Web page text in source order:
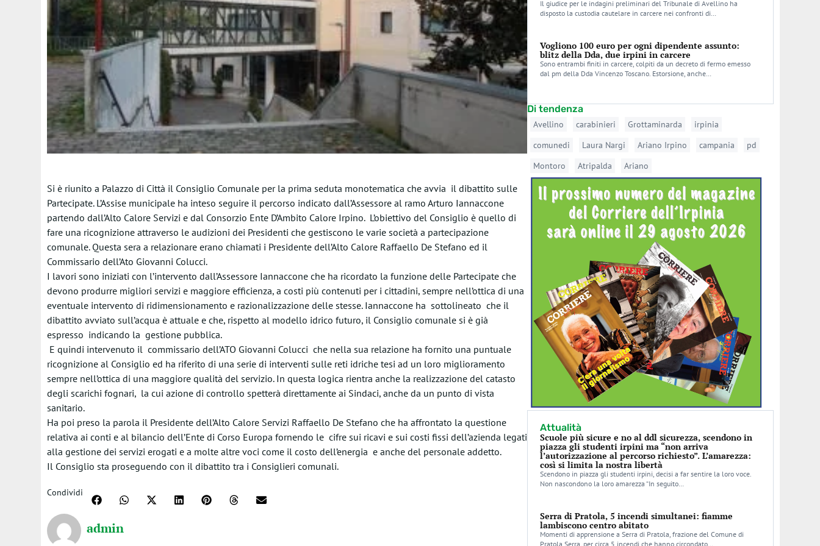
Si è riunito a Palazzo di Città il Consiglio Comunale per la prima seduta monotematica che avvia il dibattito sulle
Partecipate. L’Assise municipale ha inteso seguire il percorso indicato dall’Assessore al ramo Arturo Iannaccone
partendo dall’Alto Calore Servizi e dal Consorzio Ente D’Ambito Calore Irpino. L’obiettivo del Consiglio è quello di
fare una ricognizione attraverso le audizioni dei Presidenti che gestiscono le varie società a partecipazione
comunale. Questa sera a relazionare erano chiamati i Presidente dell’Alto Calore Raffaello De Stefano ed il
Commissario dell’Ato Giovanni Colucci.
I lavori sono iniziati con l’intervento dall’Assessore Iannaccone che ha ricordato la funzione delle Partecipate che
devono produrre migliori servizi e maggiore efficienza, a costi più contenuti per i cittadini, sempre nell’ottica di una
eventuale intervento di ridimensionamento e razionalizzazione delle stesse. Iannaccone ha sottolineato che il
dibattito avviato sull’acqua è attuale e che, rispetto al modello idrico futuro, il Consiglio comunale si è già
espresso indicando la gestione pubblica.
E quindi intervenuto il commissario dell’ATO Giovanni Colucci che nella sua relazione ha fornito una puntuale
ricognizione al Consiglio ed ha riferito di una serie di interventi sulle reti idriche tesi ad un loro miglioramento
sempre nell’ottica di una maggiore qualità del servizio. In questa logica rientra anche la realizzazione del catasto
degli scarichi fognari, la cui azione di controllo spetterà direttamente ai Sindaci, anche da un punto di vista
sanitario.
Ha poi preso la parola il Presidente dell’Alto Calore Servizi Raffaello De Stefano che ha affrontato la questione
relativa ai conti e al bilancio dell’Ente di Corso Europa fornendo le cifre sui ricavi e sui costi fissi dell’azienda legati
alla gestione dei servizi erogati e a molte altre voci come il costo dell’energia e anche del personale addetto.
Il Consiglio sta proseguendo con il dibattito tra i Consiglieri comunali.
Condividi
admin
Il giudice per le indagini preliminari del Tribunale di Avellino ha
disposto la custodia cautelare in carcere nei confronti di…
Vogliono 100 euro per ogni dipendente assunto:
blitz della Dda, due irpini in carcere
Sono entrambi finiti in carcere, colpiti da un decreto di fermo emesso
dal pm della Dda Vincenzo Toscano. Estorsione, anche…
Di tendenza
Avellino carabinieri Grottaminarda
irpinia
comunedi
Laura Nargi Ariano Irpino campania
pd
Montoro
Atripalda Ariano
Attualità
Scuole più sicure e no al ddl sicurezza, scendono in
piazza gli studenti irpini ma “non arriva
l’autorizzazione al percorso richiesto”. L’amarezza:
così si limita la nostra libertà
Scendono in piazza gli studenti irpini, decisi a far sentire la loro voce.
Non nascondono la loro amarezza “In seguito…
Serra di Pratola, 5 incendi simultanei: fiamme
lambiscono centro abitato
Momenti di apprensione a Serra di Pratola, frazione del Comune di
Pratola Serra, per circa 5 incendi che hanno circondato…